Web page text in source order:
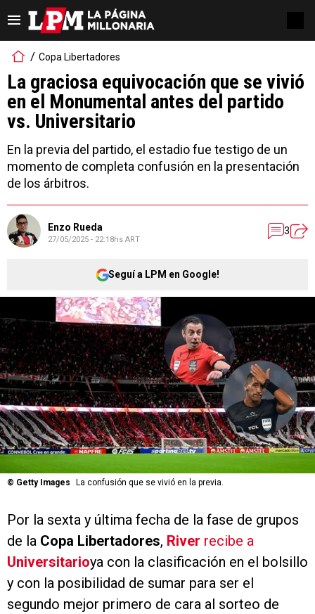
Copa Libertadores
La graciosa equivocación que se vivió
en el Monumental antes del partido
vs. Universitario
En la previa del partido, el estadio fue testigo de un
momento de completa confusión en la presentación
de los árbitros.
Enzo Rueda
27/05/2025 - 22:18hs ART
3
Seguí a LPM en Google!
© Getty Images La confusión que se vivió en la previa.
Por la sexta y última fecha de la fase de grupos
de la Copa Libertadores, River recibe a
Universitarioya con la clasificación en el bolsillo
y con la posibilidad de sumar para ser el
segundo mejor primero de cara al sorteo de